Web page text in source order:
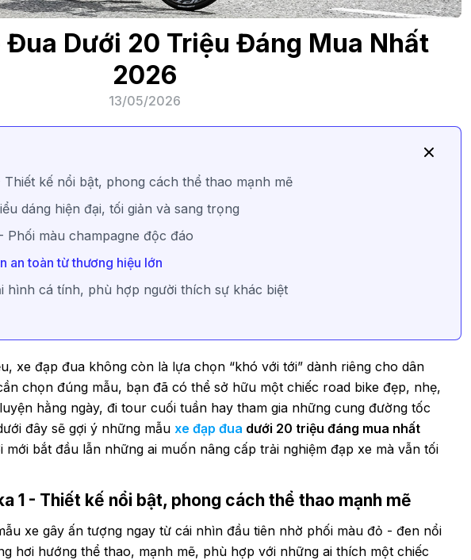
Đua Dưới 20 Triệu Đáng Mua Nhất
2026
13/05/2026
Thiết kế nổi bật, phong cách thể thao mạnh mẽ
dáng hiện đại, tối giản và sang trọng
Phối màu champagne độc đáo
an toàn từ thương hiệu lớn
hình cá tính, phù hợp người thích sự khác biệt
xe đạp đua không còn là lựa chọn “khó với tới” dành riêng cho dân
chọn đúng mẫu, bạn đã có thể sở hữu một chiếc road bike đẹp, nhẹ,
hằng ngày, đi tour cuối tuần hay tham gia những cung đường tốc
đây sẽ gợi ý những mẫu xe đạp đua dưới 20 triệu đáng mua nhất
bắt đầu lẫn những ai muốn nâng cấp trải nghiệm đạp xe mà vẫn tối
1 - Thiết kế nổi bật, phong cách thể thao mạnh mẽ
xe gây ấn tượng ngay từ cái nhìn đầu tiên nhờ phối màu đỏ - đen nổi
hơi hướng thể thao, mạnh mẽ, phù hợp với những ai thích một chiếc